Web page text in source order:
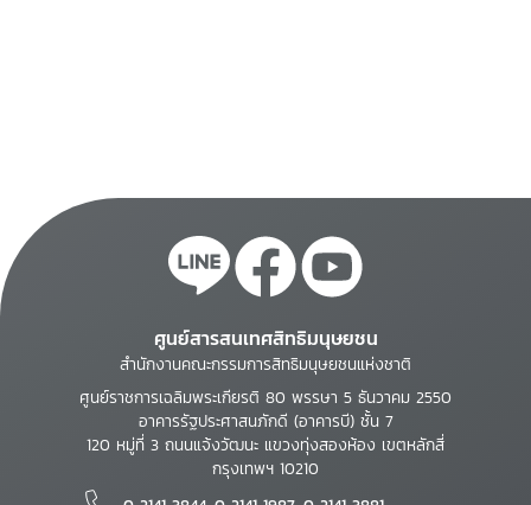
ศูนย์สารสนเทศสิทธิมนุษยชน
สำนักงานคณะกรรมการสิทธิมนุษยชนแห่งชาติ
ศูนย์ราชการเฉลิมพระเกียรติ 80 พรรษา 5 ธันวาคม 2550
อาคารรัฐประศาสนภักดี (อาคารบี) ชั้น 7
120 หมู่ที่ 3 ถนนแจ้งวัฒนะ แขวงทุ่งสองห้อง เขตหลักสี่
กรุงเทพฯ 10210